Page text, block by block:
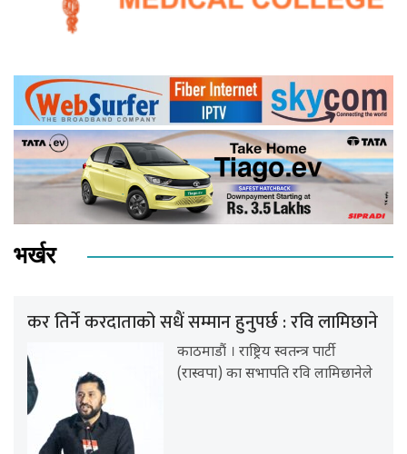
भर्खर
कर तिर्ने करदाताको सधैं सम्मान हुनुपर्छ : रवि लामिछाने
काठमाडौं । राष्ट्रिय स्वतन्त्र पार्टी
(रास्वपा) का सभापति रवि लामिछानेले